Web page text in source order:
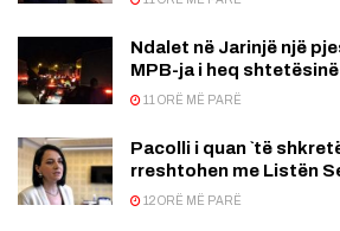
Ndalet në Jarinjë një
MPB-ja i heq
11 ORË MË PARË
Pacolli i quan `të
rreshtohen me Listën
12 ORË MË PARË